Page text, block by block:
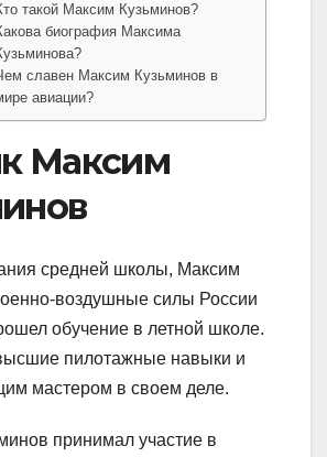
такой Максим Кузьминов?
биография Максима
славен Максим Кузьминов в
авиации?
Максим
средней школы, Максим
воздушные силы России
обучение в летной школе.
пилотажные навыки и
мастером в своем деле.
принимал участие в